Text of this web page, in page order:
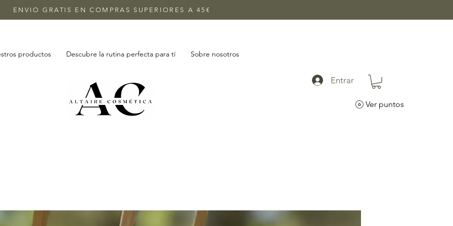
ENVIO GRATIS EN COMPRAS SUPERIORES A 45€
Entrar
productos Descubre la rutina perfecta para tí Sobre nosotros
Ver puntos